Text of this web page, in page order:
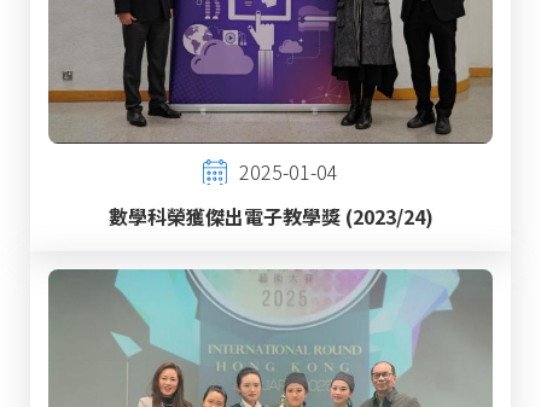
2025-01-04
數學科榮獲傑出電子教學獎 (2023/24)